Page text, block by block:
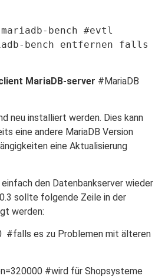
bench #evtl
bench entfernen falls
MariaDB-server #MariaDB
neu installiert werden. Dies kann
eine andere MariaDB Version
eine Aktualisierung
einfach den Datenbankserver wieder
sollte folgende Zeile in der
werden:
#falls es zu Problemen mit älteren
#wird für Shopsysteme